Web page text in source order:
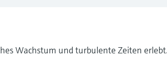
Wachstum und turbulente Zeiten